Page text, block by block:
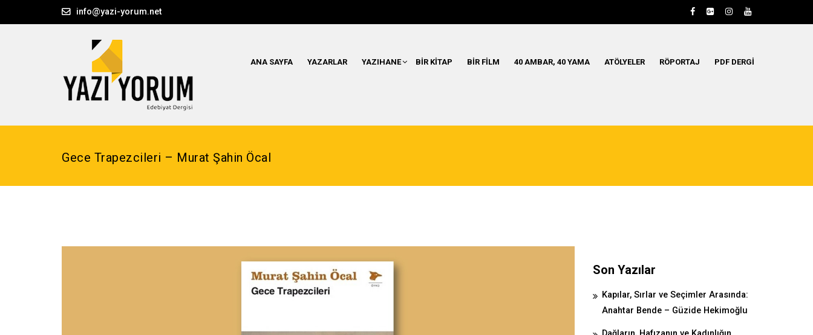
info@yazi-yorum.net
ANA SAYFA YAZARLAR YAZIHANE BIR KITAP BIR FILM 40 AMBAR, 40 YAMA ATÖLYELER RÖPORTAJ PDF DERGI
Gece Trapezcileri – Murat Şahin Öcal
Son Yazılar
Kapılar, Sırlar ve Seçimler Arasında:
Anahtar Bende – Güzide Hekimoğlu